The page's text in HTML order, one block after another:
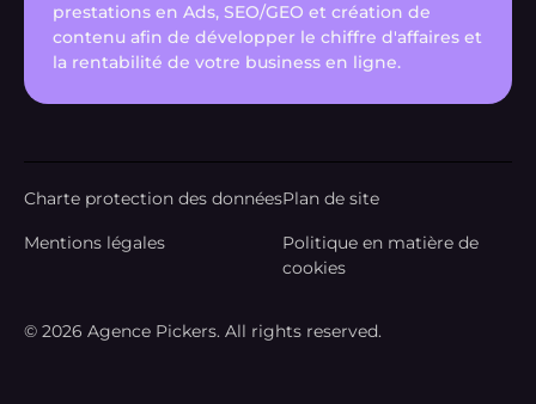
prestations en Ads, SEO/GEO et création de
contenu afin de développer le chiffre d'affaires et
la rentabilité de votre business en ligne.
© 2026 Agence Pickers. All rights reserved.
Charte protection des donnéesPlan de site
Mentions légales
Politique en matière de
cookies